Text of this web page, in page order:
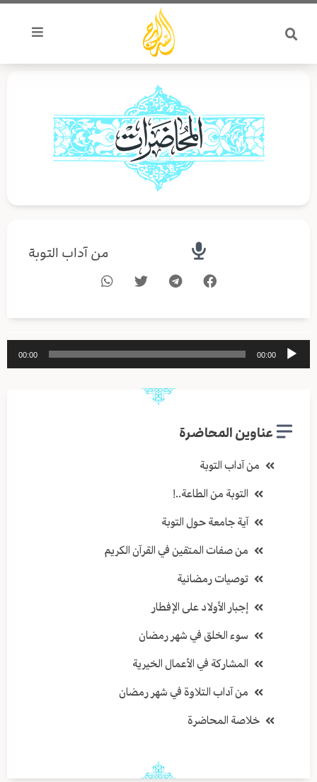
تخطي
المحتوى
من آداب التوبة
مشغل
الصوت
00:00
00:00
عناوين المحاضرة
من آداب التوبة
التوبة من الطاعة..!
آية جامعة حول التوبة
من صفات المتقين في القرآن الكريم
توصيات رمضانية
إجبار الأولاد على الإفطار
سوء الخلق في شهر رمضان
المشاركة في الأعمال الخيرية
من آداب التلاوة في شهر رمضان
خلاصة المحاضرة